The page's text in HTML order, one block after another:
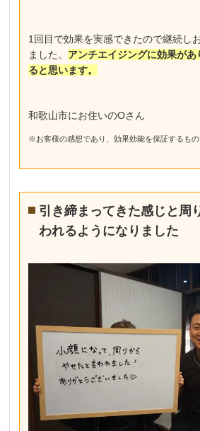
1回目で効果を実感できたので継続し
ました。 アンチエイジングに効果が
ると思います。
和歌山市にお住いのOさん
※お客様の感想であり、効果効能を保証するもの
引き締まってきた感じと周
われるようになりました